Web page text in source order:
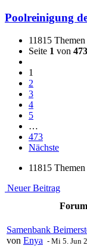
Poolreinigung
11815 Themen
Seite 1 von 473
1
2
3
4
5
…
473
Nächste
11815 Themen
Neuer Beitrag
Forum
Samenbank
von Enya - Mi 5. Jun